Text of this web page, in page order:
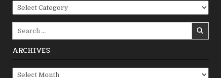
Categories
ARCHIVES
Archives